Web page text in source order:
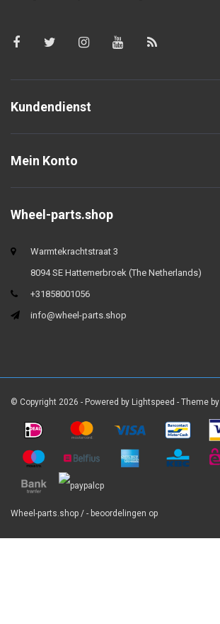
Kundendienst
Mein Konto
Wheel-parts.shop
Warmtekrachtstraat 3
8094 SE Hattemerbroek (The Netherlands)
+31858001056
info@wheel-parts.shop
© Copyright 2026 - Powered by Lightspeed - Theme by
Wheel-parts.shop / - beoordelingen op